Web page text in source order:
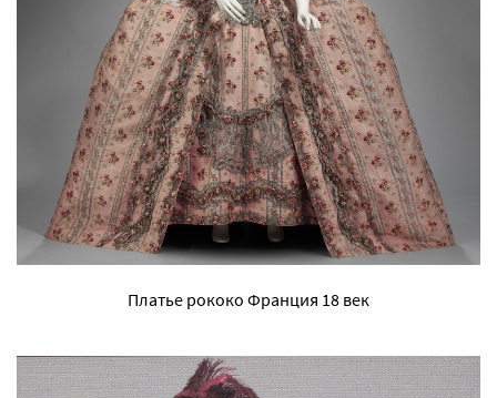
Платье рококо Франция 18 век